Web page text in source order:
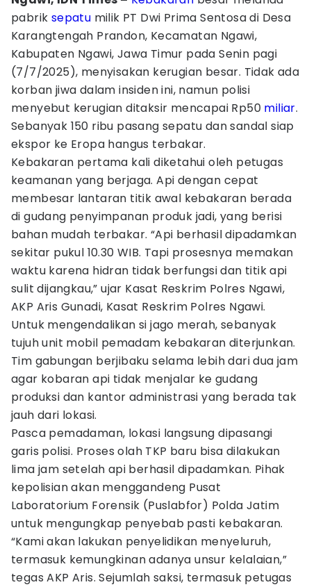
pabrik sepatu milik PT Dwi Prima Sentosa di Desa
Karangtengah Prandon, Kecamatan Ngawi,
Kabupaten Ngawi, Jawa Timur pada Senin pagi
(7/7/2025), menyisakan kerugian besar. Tidak ada
korban jiwa dalam insiden ini, namun polisi
menyebut kerugian ditaksir mencapai Rp50 miliar.
Sebanyak 150 ribu pasang sepatu dan sandal siap
ekspor ke Eropa hangus terbakar.
Kebakaran pertama kali diketahui oleh petugas
keamanan yang berjaga. Api dengan cepat
membesar lantaran titik awal kebakaran berada
di gudang penyimpanan produk jadi, yang berisi
bahan mudah terbakar. “Api berhasil dipadamkan
sekitar pukul 10.30 WIB. Tapi prosesnya memakan
waktu karena hidran tidak berfungsi dan titik api
sulit dijangkau,” ujar Kasat Reskrim Polres Ngawi,
AKP Aris Gunadi, Kasat Reskrim Polres Ngawi.
Untuk mengendalikan si jago merah, sebanyak
tujuh unit mobil pemadam kebakaran diterjunkan.
Tim gabungan berjibaku selama lebih dari dua jam
agar kobaran api tidak menjalar ke gudang
produksi dan kantor administrasi yang berada tak
jauh dari lokasi.
Pasca pemadaman, lokasi langsung dipasangi
garis polisi. Proses olah TKP baru bisa dilakukan
lima jam setelah api berhasil dipadamkan. Pihak
kepolisian akan menggandeng Pusat
Laboratorium Forensik (Puslabfor) Polda Jatim
untuk mengungkap penyebab pasti kebakaran.
“Kami akan lakukan penyelidikan menyeluruh,
termasuk kemungkinan adanya unsur kelalaian,”
tegas AKP Aris. Sejumlah saksi, termasuk petugas